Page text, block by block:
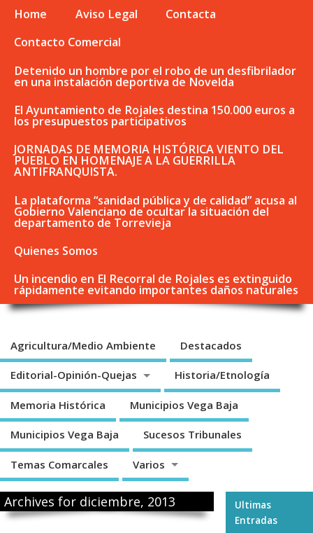
Home Aviso Legal
Contacta
Contacto Comercial
Detenido un hombre por el robo de un desfibrilador
en una instalación deportiva de Novelda
El Ayuntamiento de Rojales destina 150.000 euros a
los presupuestos participativos
JORNADAS DE MEMORIA HISTÓRICA VIENTO DEL
PUEBLO EN HOMENAJE A LA GUERRILLA
ANTIFRANQUISTA.
La plataforma “sanidad pública y de calidad” acusa al
Gobierno Valenciano de ocultar la situación del
departamento de Torrevieja
Quienes Somos
Un incendio en El Recorral de Rojales es extinguido
rápidamente evitando importantes daños naturales
Agricultura/Medio Ambiente Destacados
Editorial-Opinión-Quejas Historia/Etnología
Memoria Histórica Municipios Vega Baja
Municipios Vega Baja Sucesos Tribunales
Temas Comarcales Varios
Archives for diciembre, 2013
Ultimas
Entradas